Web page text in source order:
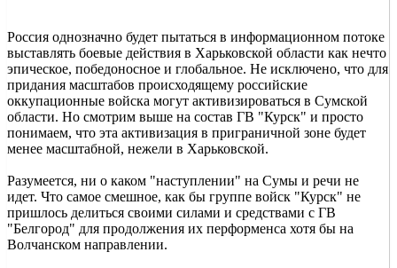
Россия однозначно будет пытаться в информационном потоке
выставлять боевые действия в Харьковской области как нечто
эпическое, победоносное и глобальное. Не исключено, что для
придания масштабов происходящему российские
оккупационные войска могут активизироваться в Сумской
области. Но смотрим выше на состав ГВ "Курск" и просто
понимаем, что эта активизация в приграничной зоне будет
менее масштабной, нежели в Харьковской.
Разумеется, ни о каком "наступлении" на Сумы и речи не
идет. Что самое смешное, как бы группе войск "Курск" не
пришлось делиться своими силами и средствами с ГВ
"Белгород" для продолжения их перформенса хотя бы на
Волчанском направлении.